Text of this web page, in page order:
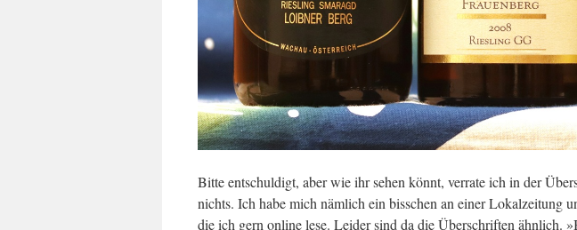
Bitte entschuldigt, aber wie ihr sehen könnt, verrate ich in der
nichts. Ich habe mich nämlich ein bisschen an einer Lokalzeitung
die ich gern online lese. Leider sind da die Überschriften ähnlich.